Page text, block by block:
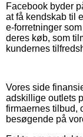
Facebook byder
at få kendskab til
e-forretninger
deres køb, som
kundernes
Vores side
adskillige outlets
firmaernes tilbud,
besøgende på